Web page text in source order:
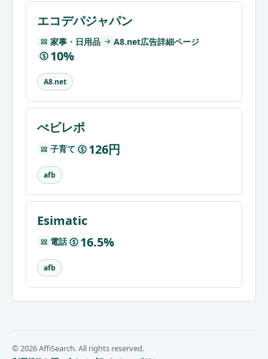
エコデパジャパン
家事・日用品 A8.net広告詳細ページ
$ 10%
A8.net
べビレポ
子育て $ 126円
afb
Esimatic
電話 $ 16.5%
afb
© 2026 AffiSearch. All rights reserved.